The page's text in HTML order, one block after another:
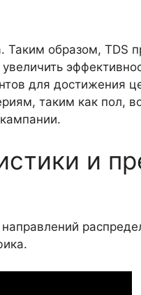
Таким образом, TDS
для достижения
таким как пол,
и